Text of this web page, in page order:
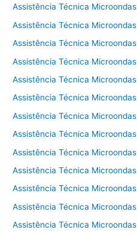
Assistência Técnica
Assistência Técnica
Assistência Técnica
Assistência Técnica
Assistência Técnica
Assistência Técnica
Assistência Técnica
Assistência Técnica
Assistência Técnica
Assistência Técnica
Assistência Técnica
Assistência Técnica
Assistência Técnica